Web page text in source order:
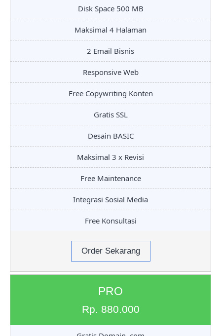
Disk Space 500 MB
Maksimal 4 Halaman
2 Email Bisnis
Responsive Web
Free Copywriting Konten
Gratis SSL
Desain BASIC
Maksimal 3 x Revisi
Free Maintenance
Integrasi Sosial Media
Free Konsultasi
Order Sekarang
PRO
Rp. 880.000